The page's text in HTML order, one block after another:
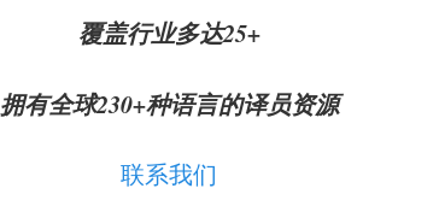
覆盖行业多达25+
拥有全球230+种语言的译员资源
联系我们